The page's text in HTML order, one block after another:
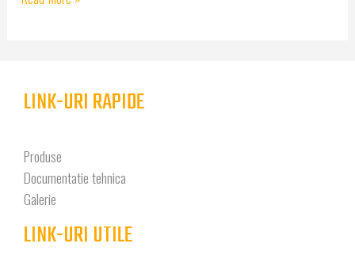
LINK-URI RAPIDE
Produse
Documentatie tehnica
Galerie
LINK-URI UTILE